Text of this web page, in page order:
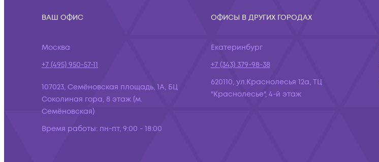
ВАШ ОФИС
Москва
+7 (495) 950-57-11
107023, Семёновская площадь, 1А, БЦ
Соколиная гора, 8 этаж (м.
Семёновская)
Время работы: пн-пт, 9:00 - 18:00
ОФИСЫ В ДРУГИХ ГОРОДАХ
Екатеринбург
+7 (343) 379-98-38
620110, ул.Краснолесья 12а, ТЦ
"Краснолесье", 4-й этаж